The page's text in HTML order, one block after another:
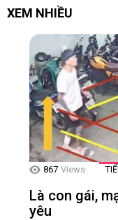
XEM NHIỀU
867 Views
Là con gái,
yêu